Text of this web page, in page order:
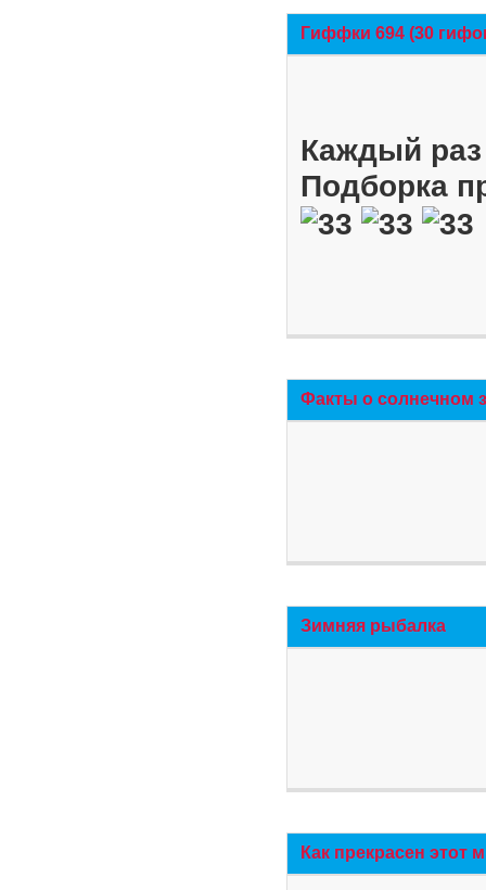
Гиффки 694 (30
Каждый
Подборка
Факты о солнечном
Зимняя рыбалка
Как прекрасен этот